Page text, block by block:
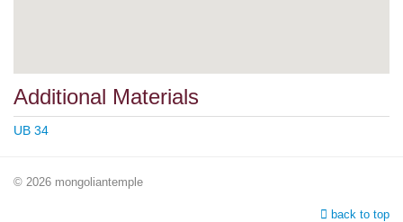
Additional Materials
UB 34
© 2026 mongoliantemple
back to top